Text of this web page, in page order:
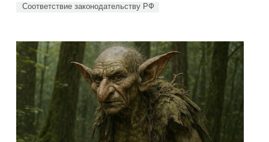
Соответствие законодательству РФ